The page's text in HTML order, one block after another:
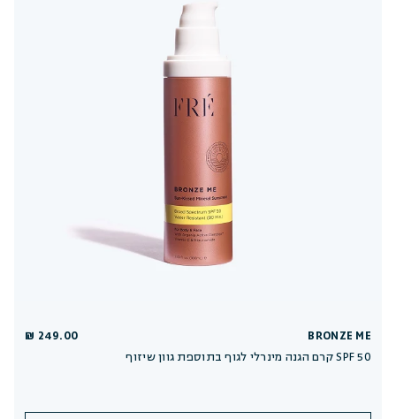
BRONZE ME
קרם הגנה מינרלי לגוף בתוספת גוון שיזוף SPF 50
249.00 ₪